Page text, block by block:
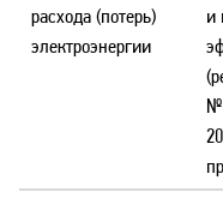
расхода (потерь)
электроэнергии
и
№